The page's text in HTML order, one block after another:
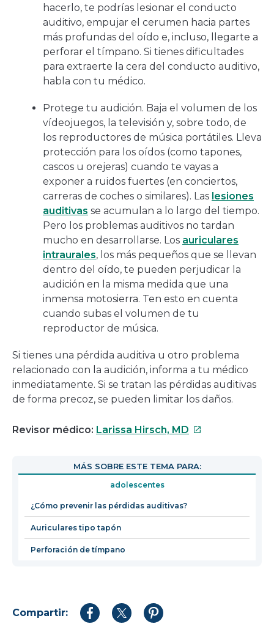
hacerlo, te podrías lesionar el conducto
auditivo, empujar el cerumen hacia partes
más profundas del oído e, incluso, llegarte a
perforar el tímpano. Si tienes dificultades
para extraerte la cera del conducto auditivo,
habla con tu médico.
Protege tu audición. Baja el volumen de los
vídeojuegos, la televisión y, sobre todo, de
los reproductores de música portátiles. Lleva
protección para los oídos (como tapones,
cascos u orejeras) cuando te vayas a
exponer a ruidos fuertes (en conciertos,
carreras de coches o similares). Las lesiones
auditivas se acumulan a lo largo del tiempo.
Pero los problemas auditivos no tardan
mucho en desarrollarse. Los auriculares
intraurales, los más pequeños que se llevan
dentro del oído, te pueden perjudicar la
audición en la misma medida que una
inmensa motosierra. Ten esto en cuenta
cuando subas el volumen de tu
reproductor de música.
Si tienes una pérdida auditiva u otro problema
relacionado con la audición, informa a tu médico
inmediatamente. Si se tratan las pérdidas auditivas
de forma precoz, se pueden limitar los daños.
Revisor médico: Larissa Hirsch, MD Este
abrirá
nueva
MÁS SOBRE ESTE TEMA PARA:
adolescentes
¿Cómo prevenir las pérdidas auditivas?
Auriculares tipo tapón
Perforación de tímpano
Compartir:
CompartirCompartirCompartir